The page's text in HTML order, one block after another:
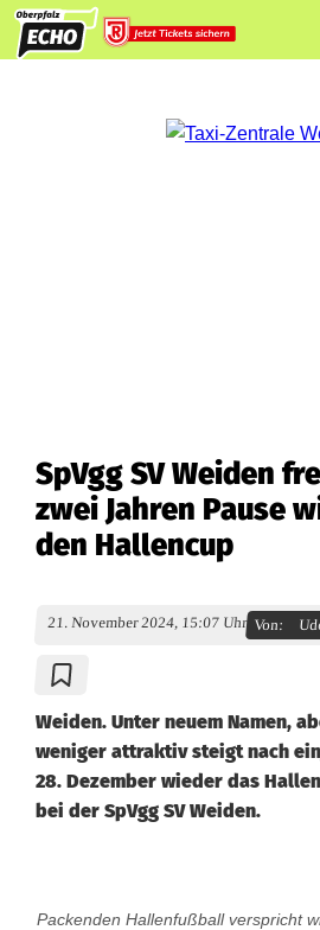
SpVgg SV Weiden
zwei Jahren Pause
den Hallencup
21. November 2024, 15:07 Uhr Von:
Weiden. Unter neuem Namen,
weniger attraktiv steigt nach
28. Dezember wieder das
bei der SpVgg SV Weiden.
Packenden Hallenfußball verspricht